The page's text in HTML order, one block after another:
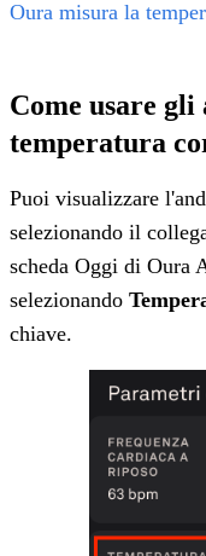
Oura misura la
Come usare
temperatura
Puoi visualizzare
selezionando il
scheda Oggi di Oura
selezionando
chiave.